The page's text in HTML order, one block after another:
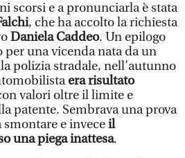
scorsi e a pronunciarla è stata
, che ha accolto la richiesta
Daniela Caddeo. Un epilogo
per una vicenda nata da un
polizia stradale, nell’autunno
era risultato
valori oltre il limite e
patente. Sembrava una prova
e inveceil
una piega inattesa.